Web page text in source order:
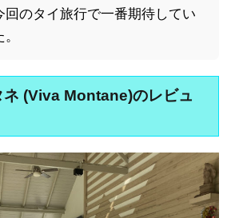
回のタイ旅行で一番期待してい
ネ (Viva Montane)のレビュ